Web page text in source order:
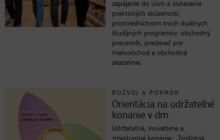
zapájanie do úloh a získavanie
praktických skúseností
prostredníctvom troch duálnych
študijných programov: obchodný
pracovník, predavač pre
maloobchod a obchodná
akadémia.
ROZVOJ A POKROK
Orientácia na udržateľné
konanie v dm
Udržateľné, inovatívne a
zmysluplné konanie: „Trojlístok